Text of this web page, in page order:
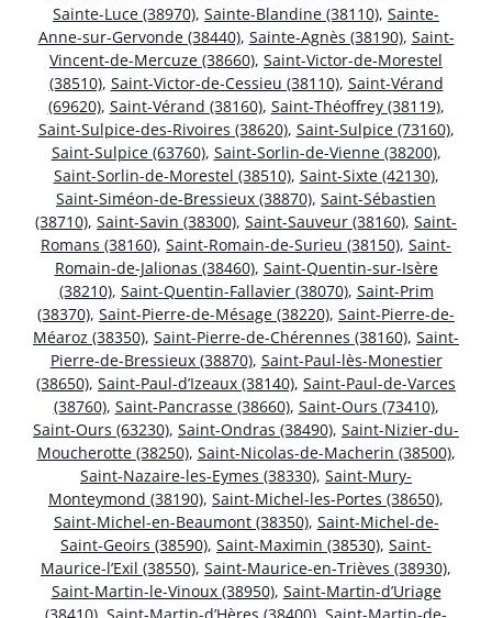
Sainte-Luce (38970), Sainte-Blandine (38110), Sainte-
Anne-sur-Gervonde (38440), Sainte-Agnès (38190), Saint-
Vincent-de-Mercuze (38660), Saint-Victor-de-Morestel
(38510), Saint-Victor-de-Cessieu (38110), Saint-Vérand
(69620), Saint-Vérand (38160), Saint-Théoffrey (38119),
Saint-Sulpice-des-Rivoires (38620), Saint-Sulpice (73160),
Saint-Sulpice (63760), Saint-Sorlin-de-Vienne (38200),
Saint-Sorlin-de-Morestel (38510), Saint-Sixte (42130),
Saint-Siméon-de-Bressieux (38870), Saint-Sébastien
(38710), Saint-Savin (38300), Saint-Sauveur (38160), Saint-
Romans (38160), Saint-Romain-de-Surieu (38150), Saint-
Romain-de-Jalionas (38460), Saint-Quentin-sur-Isère
(38210), Saint-Quentin-Fallavier (38070), Saint-Prim
(38370), Saint-Pierre-de-Mésage (38220), Saint-Pierre-de-
Méaroz (38350), Saint-Pierre-de-Chérennes (38160), Saint-
Pierre-de-Bressieux (38870), Saint-Paul-lès-Monestier
(38650), Saint-Paul-d’Izeaux (38140), Saint-Paul-de-Varces
(38760), Saint-Pancrasse (38660), Saint-Ours (73410),
Saint-Ours (63230), Saint-Ondras (38490), Saint-Nizier-du-
Moucherotte (38250), Saint-Nicolas-de-Macherin (38500),
Saint-Nazaire-les-Eymes (38330), Saint-Mury-
Monteymond (38190), Saint-Michel-les-Portes (38650),
Saint-Michel-en-Beaumont (38350), Saint-Michel-de-
Saint-Geoirs (38590), Saint-Maximin (38530), Saint-
Maurice-l’Exil (38550), Saint-Maurice-en-Trièves (38930),
Saint-Martin-le-Vinoux (38950), Saint-Martin-d’Uriage